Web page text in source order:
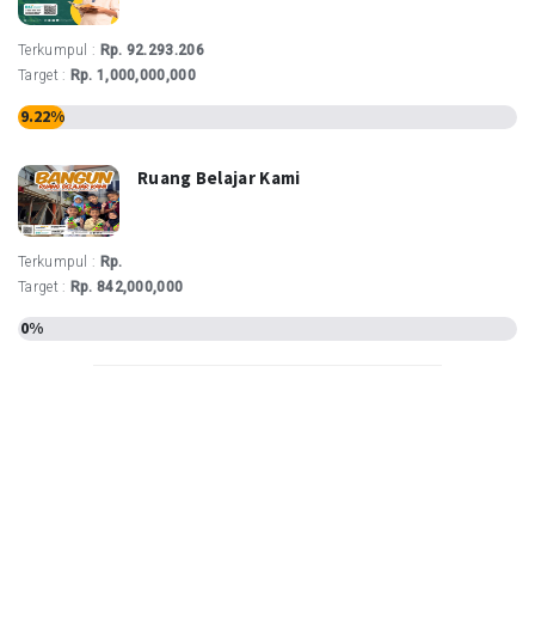
Terkumpul : Rp. 92.293.206
Target : Rp. 1,000,000,000
9.22%
Ruang Belajar Kami
Terkumpul : Rp.
Target : Rp. 842,000,000
0%